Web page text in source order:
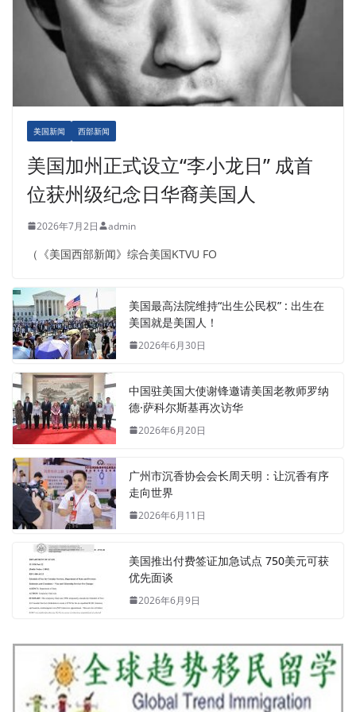
美国新闻 西部新闻
美国加州正式设立“李小龙日” 成首
位获州级纪念日华裔美国人
2026年7月2日 admin
（《美国西部新闻》综合美国KTVU FO
美国最高法院维持“出生公民权” : 出生在
美国就是美国人！
2026年6月30日
中国驻美国大使谢锋邀请美国老教师罗纳
德·萨科尔斯基再次访华
2026年6月20日
广州市沉香协会会长周天明：让沉香有序
走向世界
2026年6月11日
美国推出付费签证加急试点 750美元可获
优先面谈
2026年6月9日